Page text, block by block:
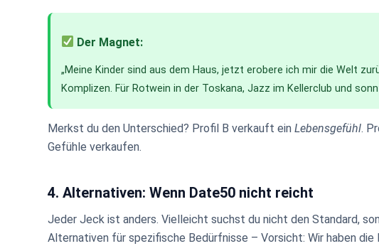
Der Magnet:
„Meine Kinder sind aus dem Haus, jetzt erobere ich mir die Welt
Komplizen. Für Rotwein in der Toskana, Jazz im Kellerclub und
Merkst du den Unterschied? Profil B verkauft ein Lebensgefühl.
Gefühle verkaufen.
4. Alternativen: Wenn Date50 nicht reicht
Jeder Jeck ist anders. Vielleicht suchst du nicht den Standard,
Alternativen für spezifische Bedürfnisse – Vorsicht: Wir haben